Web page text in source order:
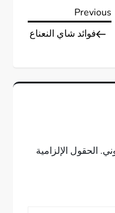
Previous
Post
Previous
فوائد شاي النعناع
الحقول الإلزامية